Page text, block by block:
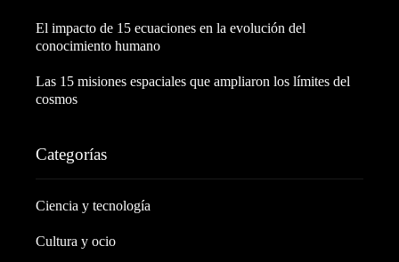
El impacto de 15 ecuaciones en la evolución del
conocimiento humano
Las 15 misiones espaciales que ampliaron los límites del
cosmos
Categorías
Ciencia y tecnología
Cultura y ocio